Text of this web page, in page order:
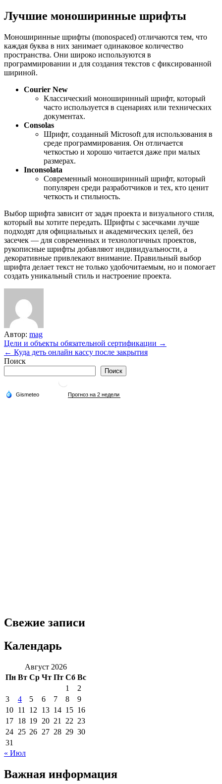
Лучшие моноширинные шрифты
Моноширинные шрифты (monospaced) отличаются тем, что
каждая буква в них занимает одинаковое количество
пространства. Они широко используются в
программировании и для создания текстов с фиксированной
шириной.
Courier New
Классический моноширинный шрифт, который
часто используется в сценариях или технических
документах.
Consolas
Шрифт, созданный Microsoft для использования в
среде программирования. Он отличается
четкостью и хорошо читается даже при малых
размерах.
Inconsolata
Современный моноширинный шрифт, который
популярен среди разработчиков и тех, кто ценит
четкость и стильность.
Выбор шрифта зависит от задач проекта и визуального стиля,
который вы хотите передать. Шрифты с засечками лучше
подходят для официальных и академических целей, без
засечек — для современных и технологичных проектов,
рукописные шрифты добавляют индивидуальности, а
декоративные привлекают внимание. Правильный выбор
шрифта делает текст не только удобочитаемым, но и помогает
создать уникальный стиль и настроение проекта.
Автор: mag
Навигация
по
Цели и объекты обязательной сертификации →
← Куда деть онлайн кассу после закрытия
Поиск
Поиск
Свежие записи
Календарь
Август 2026
Пн Вт Ср Чт Пт Сб Вс
1
2
3
4 5 6 7 8
9
10 11 12 13 14 15 16
17 18 19 20 21 22 23
24 25 26 27 28 29 30
31
« Июл
Важная информация